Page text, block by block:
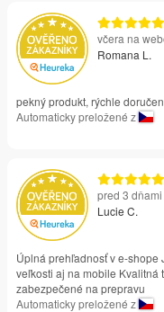
včera na
Romana L.
pekný produkt, rýchle
Automaticky preložené z
pred 3
Lucie C.
Úplná prehľadnosť v e-
veľkosti aj na mobile Kvalitná
zabezpečené na prepravu
Automaticky preložené z